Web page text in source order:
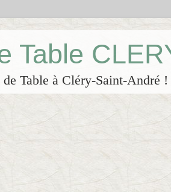
Table
Table à Cléry-Saint-André !